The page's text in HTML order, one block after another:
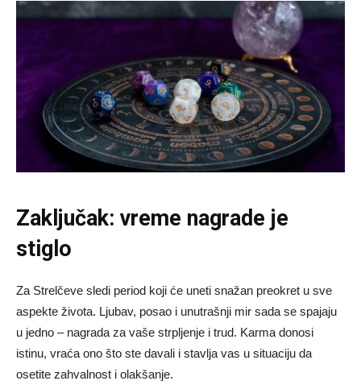
Zaključak: vreme nagrade je
stiglo
Za Strelčeve sledi period koji će uneti snažan preokret u sve
aspekte života. Ljubav, posao i unutrašnji mir sada se spajaju
u jedno – nagrada za vaše strpljenje i trud. Karma donosi
istinu, vraća ono što ste davali i stavlja vas u situaciju da
osetite zahvalnost i olakšanje.